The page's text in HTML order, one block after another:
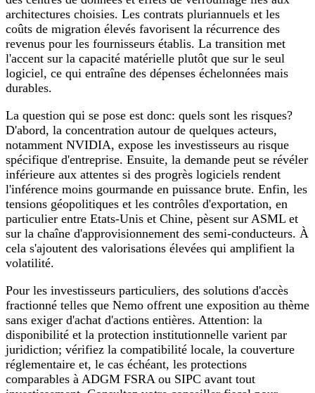
architectures choisies. Les contrats pluriannuels et les
coûts de migration élevés favorisent la récurrence des
revenus pour les fournisseurs établis. La transition met
l'accent sur la capacité matérielle plutôt que sur le seul
logiciel, ce qui entraîne des dépenses échelonnées mais
durables.
La question qui se pose est donc: quels sont les risques?
D'abord, la concentration autour de quelques acteurs,
notamment NVIDIA, expose les investisseurs au risque
spécifique d'entreprise. Ensuite, la demande peut se révéler
inférieure aux attentes si des progrès logiciels rendent
l'inférence moins gourmande en puissance brute. Enfin, les
tensions géopolitiques et les contrôles d'exportation, en
particulier entre Etats-Unis et Chine, pèsent sur ASML et
sur la chaîne d'approvisionnement des semi‑conducteurs. À
cela s'ajoutent des valorisations élevées qui amplifient la
volatilité.
Pour les investisseurs particuliers, des solutions d'accès
fractionné telles que Nemo offrent une exposition au thème
sans exiger d'achat d'actions entières. Attention: la
disponibilité et la protection institutionnelle varient par
juridiction; vérifiez la compatibilité locale, la couverture
réglementaire et, le cas échéant, les protections
comparables à ADGM FSRA ou SIPC avant tout